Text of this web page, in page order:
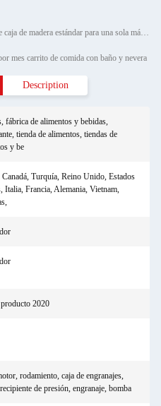
Detalles de empaquetado: 1- Exportación de caja de madera estándar para una sola máquina
mes carrito de comida con baño y nevera
Description
fábrica de alimentos y bebidas,
tienda de alimentos, tiendas de
y be
Turquía, Reino Unido, Estados
Italia, Francia, Alemania, Vietnam,
2020
rodamiento, caja de engranajes,
de presión, engranaje, bomba